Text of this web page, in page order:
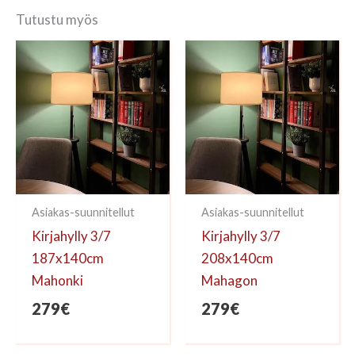
Sinun on
kirjoittaa arvioinnin.
Tutustu myös
Asiakas-suunnitellut
Kirjahylly 3/7
187x140cm
Mahonki
279€
Asiakas-suunnitellut
Kirjahylly 3/7
208x140cm
Mahagon
279€